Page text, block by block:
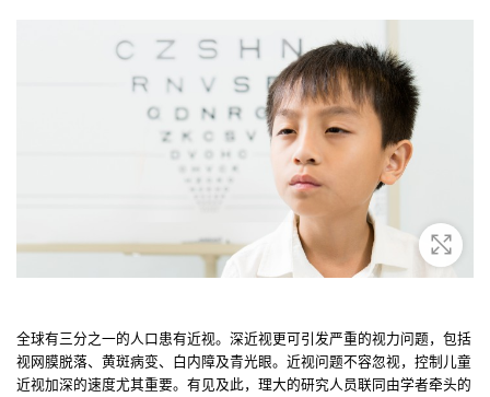
放大
全球有三分之一的人口患有近视。深近视更可引发严重的视力问题，包括
视网膜脱落、黄斑病变、白内障及青光眼。近视问题不容忽视，控制儿童
近视加深的速度尤其重要。有见及此，理大的研究人员联同由学者牵头的